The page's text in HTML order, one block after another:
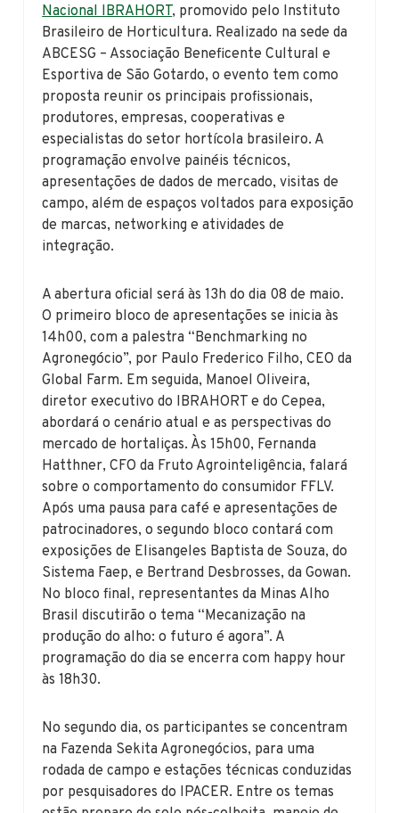
Nacional IBRAHORT, promovido pelo Instituto
Brasileiro de Horticultura. Realizado na sede da
ABCESG – Associação Beneficente Cultural e
Esportiva de São Gotardo, o evento tem como
proposta reunir os principais profissionais,
produtores, empresas, cooperativas e
especialistas do setor hortícola brasileiro. A
programação envolve painéis técnicos,
apresentações de dados de mercado, visitas de
campo, além de espaços voltados para exposição
de marcas, networking e atividades de
integração.
A abertura oficial será às 13h do dia 08 de maio.
O primeiro bloco de apresentações se inicia às
14h00, com a palestra “Benchmarking no
Agronegócio”, por Paulo Frederico Filho, CEO da
Global Farm. Em seguida, Manoel Oliveira,
diretor executivo do IBRAHORT e do Cepea,
abordará o cenário atual e as perspectivas do
mercado de hortaliças. Às 15h00, Fernanda
Hatthner, CFO da Fruto Agrointeligência, falará
sobre o comportamento do consumidor FFLV.
Após uma pausa para café e apresentações de
patrocinadores, o segundo bloco contará com
exposições de Elisangeles Baptista de Souza, do
Sistema Faep, e Bertrand Desbrosses, da Gowan.
No bloco final, representantes da Minas Alho
Brasil discutirão o tema “Mecanização na
produção do alho: o futuro é agora”. A
programação do dia se encerra com happy hour
às 18h30.
No segundo dia, os participantes se concentram
na Fazenda Sekita Agronegócios, para uma
rodada de campo e estações técnicas conduzidas
por pesquisadores do IPACER. Entre os temas